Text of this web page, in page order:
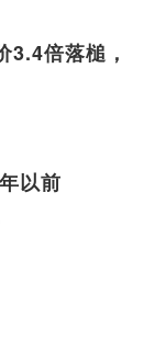
倍落槌，
以前